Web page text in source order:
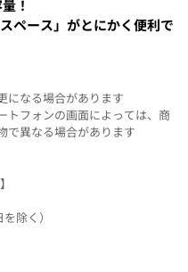
！
ペース」がとにかく便利で
になる場合があります
フォンの画面によっては、商
で異なる場合があります
除く）